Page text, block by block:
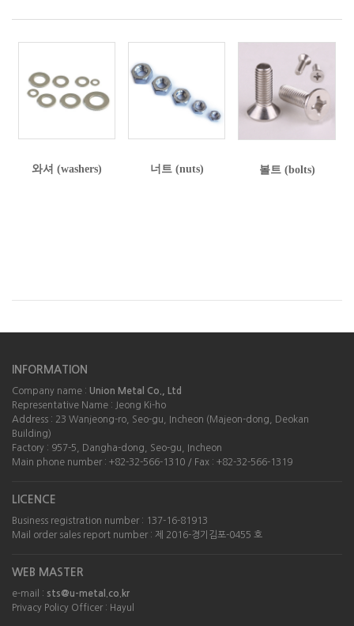
와셔 (washers) 너트 (nuts) 볼트 (bolts)
INFORMATION
Company name : Union Metal Co., Ltd
Representative Name : Jeong Ki-ho
Address : 23 Wanjeong-ro, Seo-gu, Incheon (Majeon-dong, Deokan
Building)
Factory : 957-5, Dangha-dong, Seo-gu, Incheon
Main phone number : +82-32-566-1310 / Fax : +82-32-566-1319
LICENCE
Business registration number : 137-16-81913
Mail order sales report number : 제 2016-경기김포-0455 호
WEB MASTER
e-mail : sts@u-metal.co.kr
Privacy Policy Officer : Hayul